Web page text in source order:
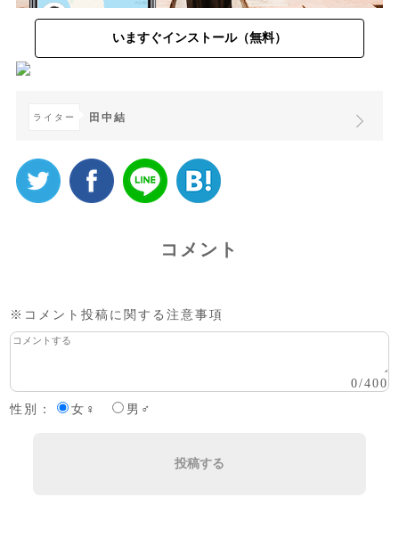
いますぐインストール（無料）
ライター 田中結
コメント
※コメント投稿に関する注意事項
0/400
性別：
女♀ 男♂
投稿する